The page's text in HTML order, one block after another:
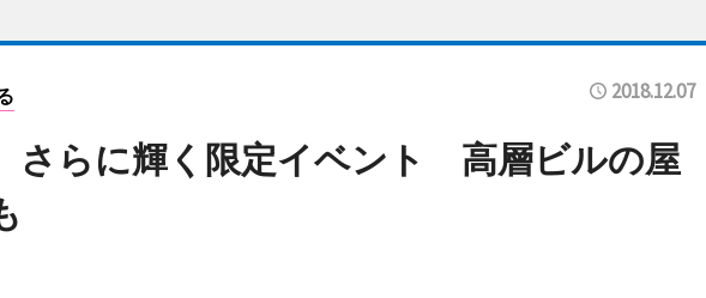
2018.12.07
さらに輝く限定イベント 高層ビルの屋